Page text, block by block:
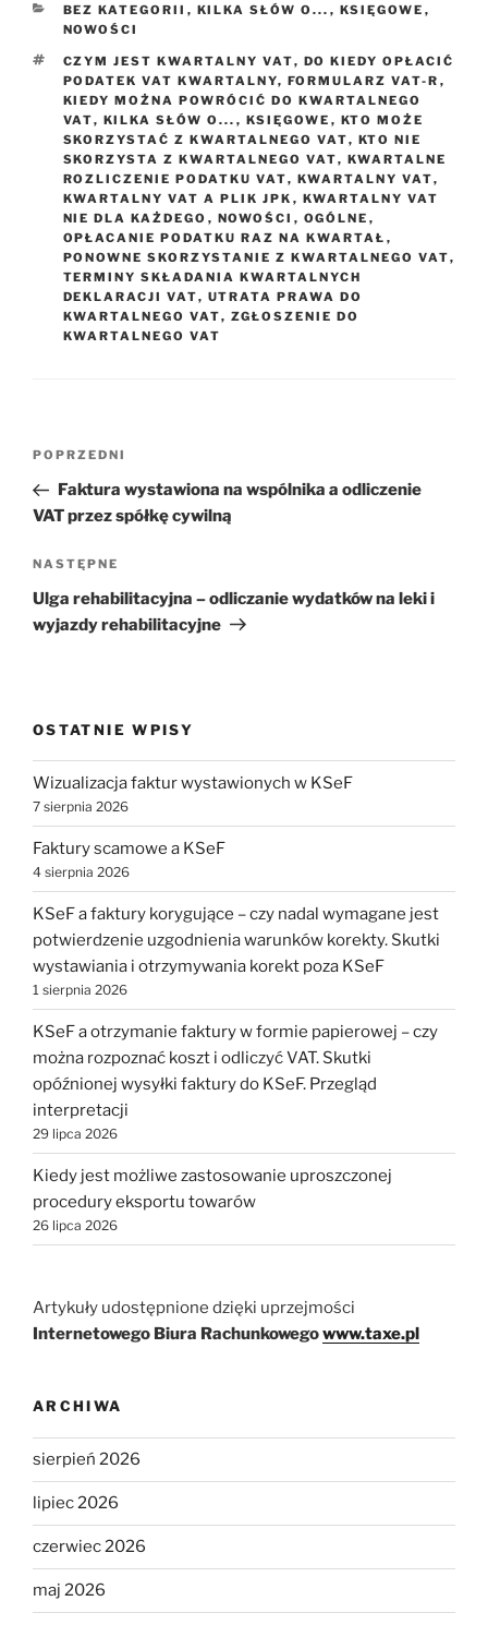
KATEGORIE
BEZ KATEGORII , KILKA SŁÓW O... , KSIĘGOWE ,
NOWOŚCI
TAGI
CZYM JEST KWARTALNY VAT, DO KIEDY OPŁACIĆ
PODATEK VAT KWARTALNY, FORMULARZ VAT-R ,
KIEDY MOŻNA POWRÓCIĆ DO KWARTALNEGO
VAT, KILKA SŁÓW O... , KSIĘGOWE , KTO MOŻE
SKORZYSTAĆ Z KWARTALNEGO VAT, KTO NIE
SKORZYSTA Z KWARTALNEGO VAT, KWARTALNE
ROZLICZENIE PODATKU VAT, KWARTALNY VAT,
KWARTALNY VAT A PLIK JPK , KWARTALNY VAT
NIE DLA KAŻDEGO , NOWOŚCI , OGÓLNE ,
OPŁACANIE PODATKU RAZ NA KWARTAŁ ,
PONOWNE SKORZYSTANIE Z KWARTALNEGO VAT,
TERMINY SKŁADANIA KWARTALNYCH
DEKLARACJI VAT, UTRATA PRAWA DO
KWARTALNEGO VAT, ZGŁOSZENIE DO
KWARTALNEGO VAT
Nawigacja
Poprzedni
wpis
POPRZEDNI
Faktura wystawiona na wspólnika a odliczenie
VAT przez spółkę cywilną
Następny
wpis
NASTĘPNE
Ulga rehabilitacyjna – odliczanie wydatków na leki i
wyjazdy rehabilitacyjne
OSTATNIE WPISY
Wizualizacja faktur wystawionych w KSeF
7 sierpnia 2026
Faktury scamowe a KSeF
4 sierpnia 2026
KSeF a faktury korygujące – czy nadal wymagane jest
potwierdzenie uzgodnienia warunków korekty. Skutki
wystawiania i otrzymywania korekt poza KSeF
1 sierpnia 2026
KSeF a otrzymanie faktury w formie papierowej – czy
można rozpoznać koszt i odliczyć VAT. Skutki
opóźnionej wysyłki faktury do KSeF. Przegląd
interpretacji
29 lipca 2026
Kiedy jest możliwe zastosowanie uproszczonej
procedury eksportu towarów
26 lipca 2026
Artykuły udostępnione dzięki uprzejmości
Internetowego Biura Rachunkowegowww.taxe.pl
ARCHIWA
sierpień 2026
lipiec 2026
czerwiec 2026
maj 2026